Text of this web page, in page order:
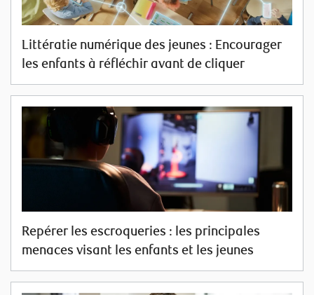
Littératie numérique des jeunes : Encourager
les enfants à réfléchir avant de cliquer
Repérer les escroqueries : les principales
menaces visant les enfants et les jeunes